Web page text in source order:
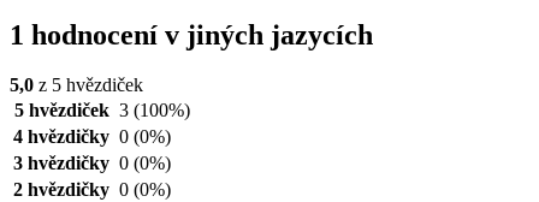
1 hodnocení v jiných jazycích
5,0 z 5 hvězdiček
5 hvězdiček 3 (100%)
4 hvězdičky 0 (0%)
3 hvězdičky 0 (0%)
2 hvězdičky 0 (0%)